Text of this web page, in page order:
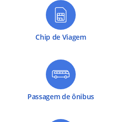
Chip de Viagem
Passagem de ônibus